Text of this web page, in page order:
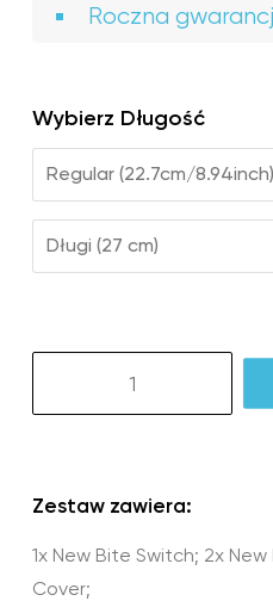
Roczna
Wybierz Długość
Regular (22.7cm/8.94inch)
Długi (27 cm)
Zestaw zawiera:
1x New Bite Switch; 2x
Cover;